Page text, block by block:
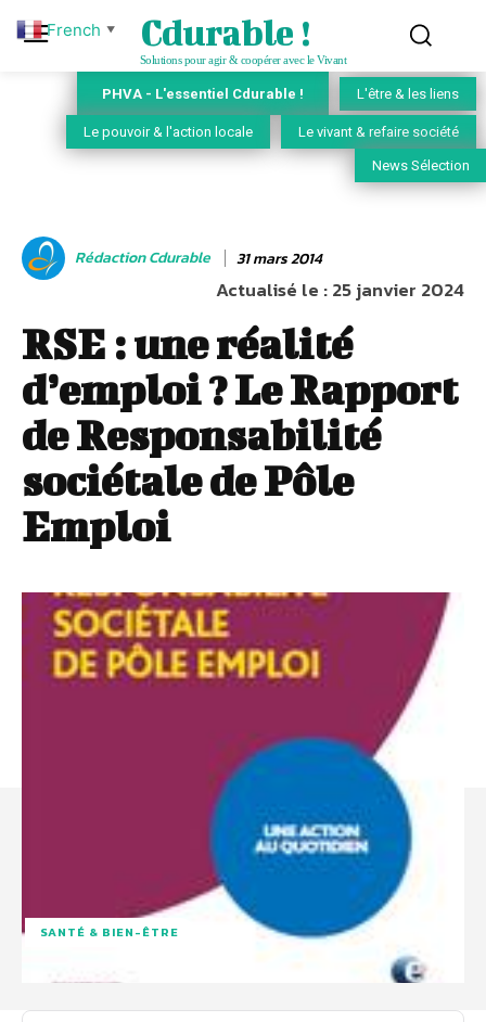
Cdurable !
Solutions pour agir & coopérer avec le Vivant
PHVA - L'essentiel Cdurable ! L'être & les liens
Le pouvoir & l'action locale Le vivant & refaire société
News Sélection
Rédaction Cdurable 31 mars 2014
Actualisé le :25 janvier 2024
RSE : une réalité
d’emploi ? Le Rapport
de Responsabilité
sociétale de Pôle
Emploi
SANTÉ & BIEN-ÊTRE
French ▼